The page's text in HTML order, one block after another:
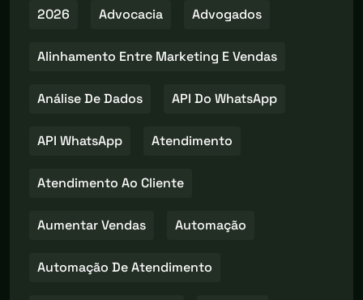
2026 Advocacia Advogados
Alinhamento Entre Marketing E Vendas
Análise De Dados API Do WhatsApp
API WhatsApp Atendimento
Atendimento Ao Cliente
Aumentar Vendas Automação
Automação De Atendimento